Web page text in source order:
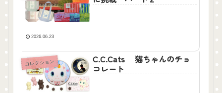
2026.06.23
コレクション
C.C.Cats 猫ちゃんのチョ
コレート